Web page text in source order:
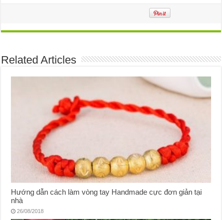
Related Articles
Hướng dẫn cách làm vòng tay Handmade cực đơn giản tại
nhà
26/08/2018